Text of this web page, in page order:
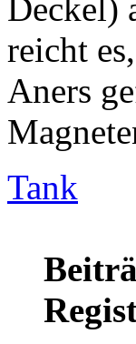
Deckel)
reicht
Aners
Tank